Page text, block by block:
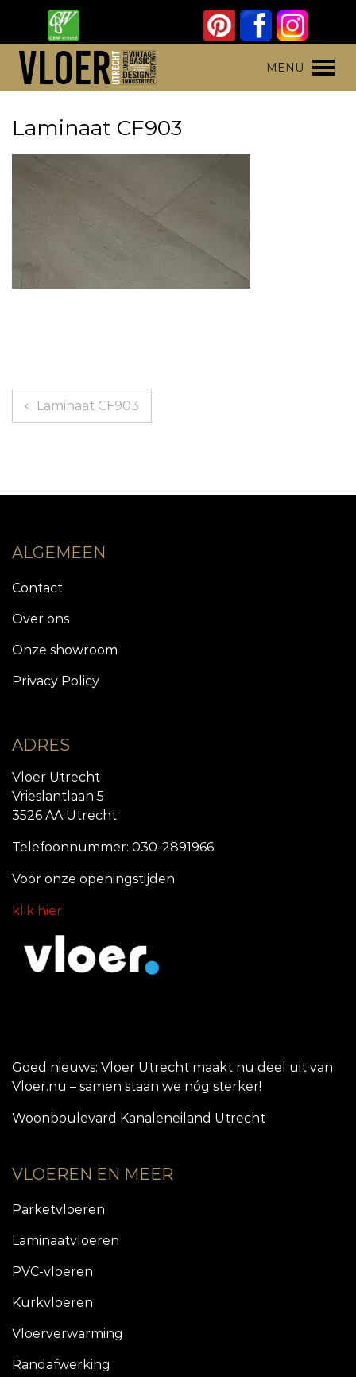
content
MENU
Laminaat CF903
Berichtnavigatie
Laminaat CF903
ALGEMEEN
Contact
Over ons
Onze showroom
Privacy Policy
ADRES
Vloer Utrecht
Vrieslantlaan 5
3526 AA Utrecht
Telefoonnummer: 030-2891966
Voor onze openingstijden
klik hier
Goed nieuws: Vloer Utrecht maakt nu deel uit van
Vloer.nu – samen staan we nóg sterker!
Woonboulevard Kanaleneiland Utrecht
VLOEREN EN MEER
Parketvloeren
Laminaatvloeren
PVC-vloeren
Kurkvloeren
Vloerverwarming
Randafwerking